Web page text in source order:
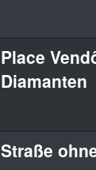
Place
Diamanten
Straße